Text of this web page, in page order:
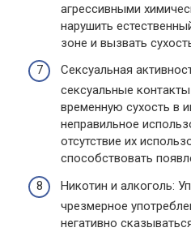
агрессивными
нарушить
зоне и вызвать
Сексуальная
сексуальные
временную сухость в
неправильное
отсутствие их
способствовать
Никотин и алкоголь:
чрезмерное
негативно